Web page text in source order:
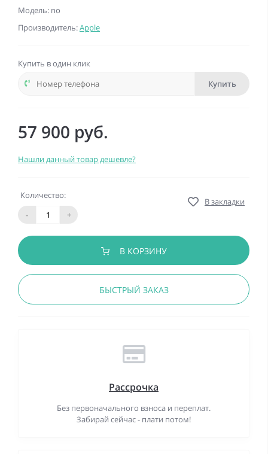
Модель: no
Производитель:Apple
Купить в один клик
Купить
57 900 руб.
Нашли данный товар дешевле?
Количество:
-
+
В закладки
В КОРЗИНУ
БЫСТРЫЙ ЗАКАЗ
Рассрочка
Без первоначального взноса и переплат.
Забирай сейчас - плати потом!